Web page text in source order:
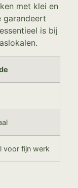
met klei en
garandeert
is bij
voor fijn werk